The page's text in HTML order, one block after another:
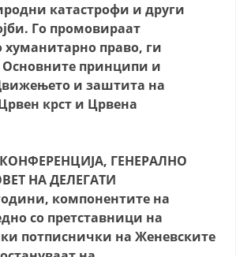
катастрофи и други
Го промовираат
хуманитарно право, ги
принципи и
и заштита на
крст и Црвена
ГЕНЕРАЛНО
НА ДЕЛЕГАТИ
компонентите на
со претставници на
потписнички на Женевските